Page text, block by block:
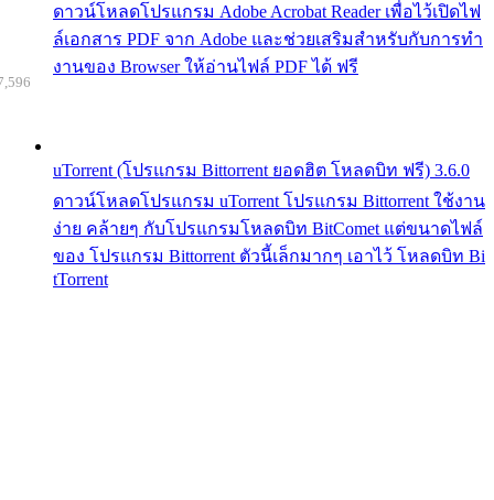
ดาวน์โหลดโปรแกรม Adobe Acrobat Reader เพื่อไว้เปิดไฟ
ล์เอกสาร PDF จาก Adobe และช่วยเสริมสำหรับกับการทำ
งานของ Browser ให้อ่านไฟล์ PDF ได้ ฟรี
uTorrent (โปรแกรม Bittorrent ยอดฮิต โหลดบิท ฟรี) 3.6.0
ดาวน์โหลดโปรแกรม uTorrent โปรแกรม Bittorrent ใช้งาน
ง่าย คล้ายๆ กับโปรแกรมโหลดบิท BitComet แต่ขนาดไฟล์
ของ โปรแกรม Bittorrent ตัวนี้เล็กมากๆ เอาไว้ โหลดบิท Bi
tTorrent